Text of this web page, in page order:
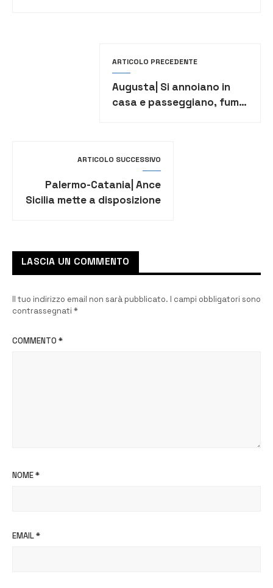
ARTICOLO PRECEDENTE
Augusta| Si annoiano in
casa e passeggiano, fuma
ARTICOLO SUCCESSIVO
Palermo-Catania| Ance
Sicilia mette a disposizione
LASCIA UN COMMENTO
Il tuo indirizzo email non sarà pubblicato. I campi obbligatori sono
contrassegnati *
COMMENTO *
NOME*
EMAIL*